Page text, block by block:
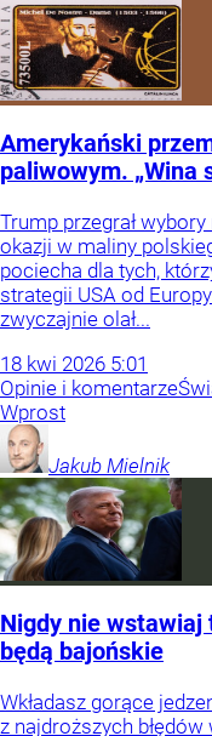
Amerykański
paliwowym. „Wina
Trump przegrał
okazji w maliny
pociecha dla tych,
strategii USA od
zwyczajnie olał...
18 kwi 2026 5:01
Opinie i komentarze
Wprost
Jakub Mielnik
Nigdy nie wstawiaj
będą bajońskie
Wkładasz gorące
z najdroższych